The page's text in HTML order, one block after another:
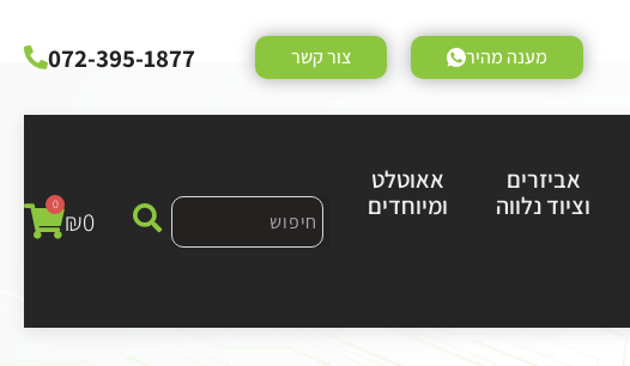
מענה מהיר צור קשר 072-395-1877
אביזרים
וציוד נלווה
אאוטלט
ומיוחדים
₪0
0